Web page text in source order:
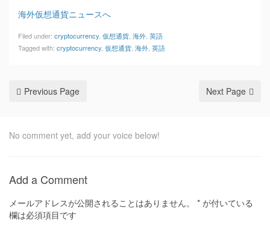
海外仮想通貨ニュースへ
Filed under: cryptocurrency 仮想通貨 海外 英語
Tagged with: cryptocurrency 仮想通貨 海外 英語
Previous Page Next Page
No comment yet, add your voice below!
Add a Comment
メールアドレスが公開されることはありません。 * が付いている
欄は必須項目です